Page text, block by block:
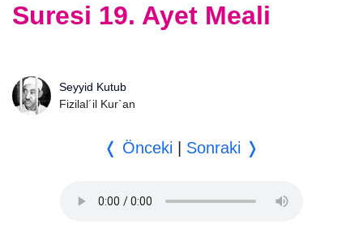
Suresi 19. Ayet Meali
Seyyid Kutub
Fizilal´il Kur`an
❬ Önceki Sonraki ❭